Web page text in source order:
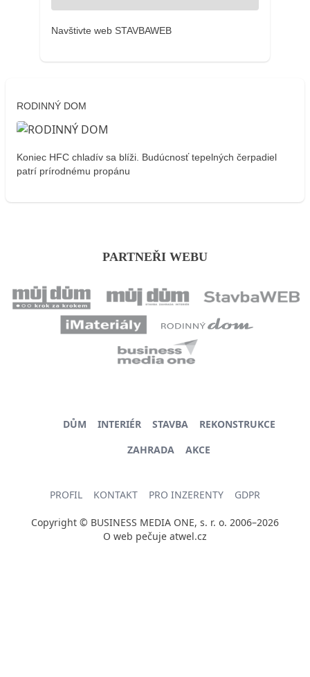
Navštivte web STAVBAWEB
RODINNÝ DOM
Koniec HFC chladív sa blíži. Budúcnosť tepelných čerpadiel
patrí prírodnému propánu
PARTNEŘI WEBU
DŮM INTERIÉR STAVBA
REKONSTRUKCE
ZAHRADA
AKCE
PROFIL KONTAKT PRO INZERENTY GDPR
Copyright © BUSINESS MEDIA ONE, s. r. o. 2006–2026